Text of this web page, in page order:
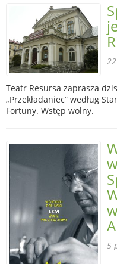
Teatr Resursa zaprasza
„Przekładaniec” według
Fortuny. Wstęp wolny.
5